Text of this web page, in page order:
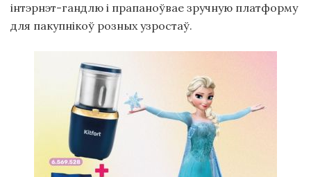
інтэрнэт-гандлю і прапаноўвае зручную платформу
для пакупнікоў розных узростаў.